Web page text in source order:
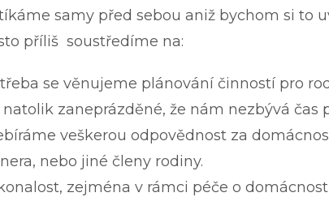
samy před sebou aniž bychom si to
příliš soustředíme na:
se věnujeme plánování činností pro
zaneprázděné, že nám nezbývá čas
veškerou odpovědnost za
nebo jiné členy rodiny.
zejména v rámci péče o